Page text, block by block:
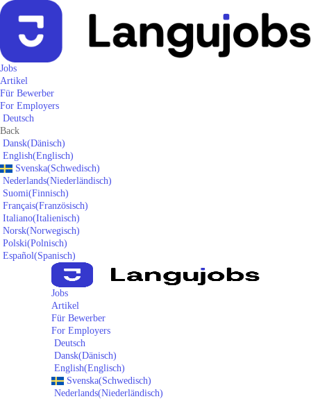
Jobs
Artikel
Für Bewerber
For Employers
Deutsch
Back
Dansk(Dänisch)
English(Englisch)
Svenska(Schwedisch)
Nederlands(Niederländisch)
Suomi(Finnisch)
Français(Französisch)
Italiano(Italienisch)
Norsk(Norwegisch)
Polski(Polnisch)
Español(Spanisch)
Jobs
Artikel
Für Bewerber
For Employers
Deutsch
Dansk(Dänisch)
English(Englisch)
Svenska(Schwedisch)
Nederlands(Niederländisch)